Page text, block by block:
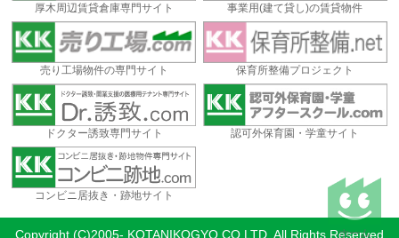
厚木周辺賃貸倉庫専門サイト 事業用(建て貸し)の賃貸物件
売り工場物件の専門サイト 保育所整備プロジェクト
ドクター誘致専門サイト 認可外保育園・学童サイト
コンビニ居抜き・跡地サイト
ホーム
Copyright (C)2005- KOTANIKOGYO CO,LTD. All Rights Reserved